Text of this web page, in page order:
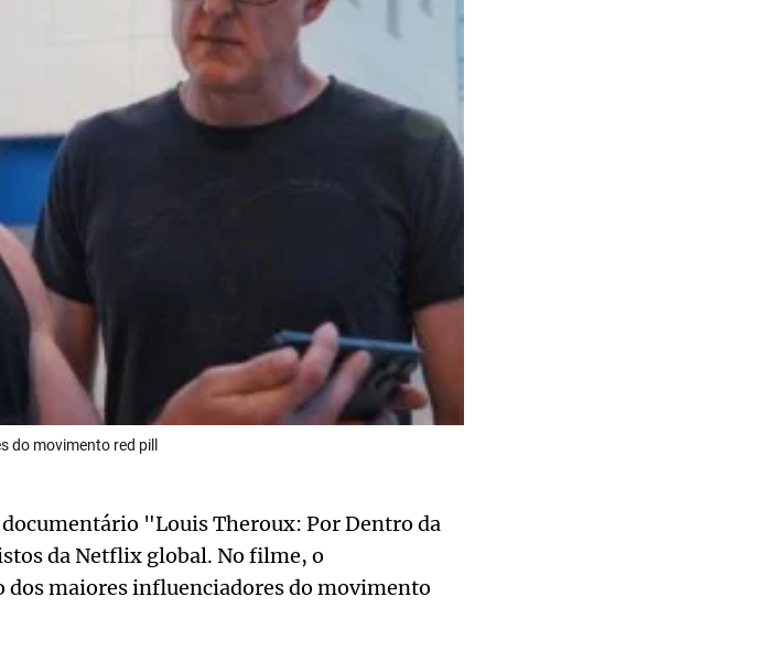
do movimento red pill
documentário "Louis Theroux: Por Dentro da
da Netflix global. No filme, o
maiores influenciadores do movimento